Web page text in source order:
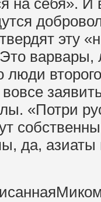
на себя». И
эту
«Потри
да,